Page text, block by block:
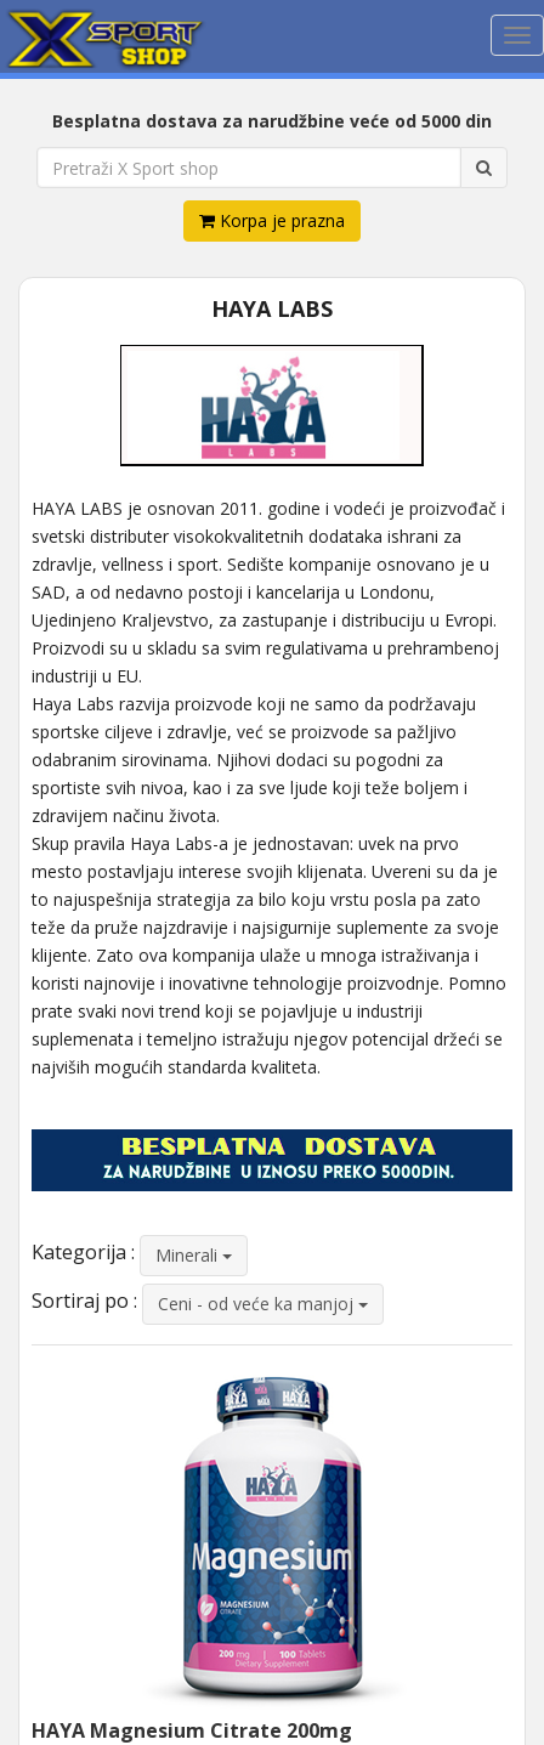
Besplatna dostava za narudžbine veće od 5000 din
Korpa je prazna
HAYA LABS
HAYA LABS je osnovan 2011. godine i vodeći je proizvođač i
svetski distributer visokokvalitetnih dodataka ishrani za
zdravlje, vellness i sport. Sedište kompanije osnovano je u
SAD, a od nedavno postoji i kancelarija u Londonu,
Ujedinjeno Kraljevstvo, za zastupanje i distribuciju u Evropi.
Proizvodi su u skladu sa svim regulativama u prehrambenoj
industriji u EU.
Haya Labs razvija proizvode koji ne samo da podržavaju
sportske ciljeve i zdravlje, već se proizvode sa pažljivo
odabranim sirovinama. Njihovi dodaci su pogodni za
sportiste svih nivoa, kao i za sve ljude koji teže boljem i
zdravijem načinu života.
Skup pravila Haya Labs-a je jednostavan: uvek na prvo
mesto postavljaju interese svojih klijenata. Uvereni su da je
to najuspešnija strategija za bilo koju vrstu posla pa zato
teže da pruže najzdravije i najsigurnije suplemente za svoje
klijente. Zato ova kompanija ulaže u mnoga istraživanja i
koristi najnovije i inovativne tehnologije proizvodnje. Pomno
prate svaki novi trend koji se pojavljuje u industriji
suplemenata i temeljno istražuju njegov potencijal držeći se
najviših mogućih standarda kvaliteta.
Kategorija : Minerali
Sortiraj po : Ceni - od veće ka manjoj
HAYA Magnesium Citrate 200mg